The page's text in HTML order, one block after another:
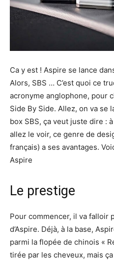
Ca y est ! Aspire se lance
Alors, SBS … C’est quoi ce
acronyme anglophone, pour
Side By Side. Allez, on va se
box SBS, ça veut juste dire :
allez le voir, ce genre de
français) a ses avantages.
Aspire
Le prestige
Pour commencer, il va falloir
d’Aspire. Déjà, à la base,
parmi la flopée de chinois «
tirée par les cheveux, mais